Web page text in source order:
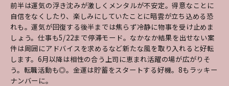
前半は運気の浮き沈みが激しくメンタルが不安定。得意なことに
自信をなくしたり、楽しみにしていたことに暗雲が立ち込める恐
れも。運気が回復する後半までは焦らず冷静に物事を受け止めま
しょう。仕事も5/22まで停滞モード。なかなか結果を出せない案
件は周囲にアドバイスを求めるなど新たな風を取り入れると好転
します。6月以降は相性の合う上司に恵まれ活躍の場が広がりそ
う。転職活動も◎。金運は貯蓄をスタートする好機。8もラッキー
ナンバーに。